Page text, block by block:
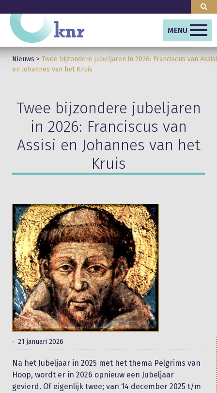
MENU
Nieuws > Twee bijzondere jubeljaren in 2026: Franciscus van Assisi
en Johannes van het Kruis
Twee bijzondere jubeljaren
in 2026: Franciscus van
Assisi en Johannes van het
Kruis
21 januari 2026
Na het Jubeljaar in 2025 met het thema Pelgrims van
Hoop, wordt er in 2026 opnieuw een Jubeljaar
gevierd. Of eigenlijk twee; van 14 december 2025 t/m